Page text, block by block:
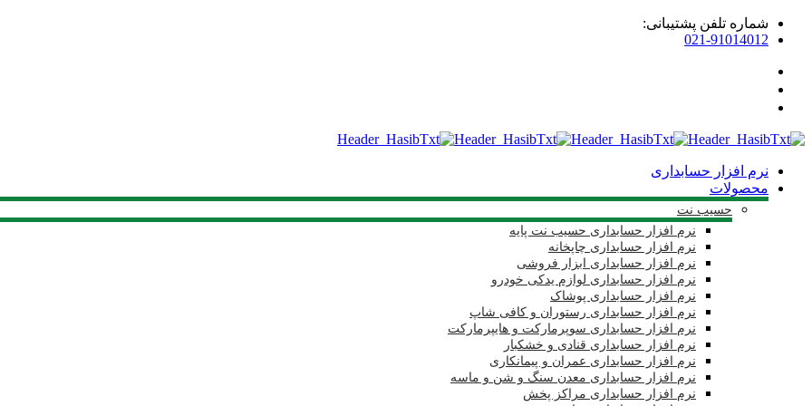
شماره تلفن پشتیبانی:
021-91014012
نرم افزار حسابداری
محصولات
حسیب نت
نرم افزار حسابداری حسیب نت پایه
نرم افزار حسابداری چاپخانه
نرم افزار حسابداری ابزار فروشی
نرم افزار حسابداری لوازم یدکی خودرو
نرم افزار حسابداری پوشاک
نرم افزار حسابداری رستوران و کافی شاپ
نرم افزار حسابداری سوپرمارکت و هایپرمارکت
نرم افزار حسابداری قنادی و خشکبار
نرم افزار حسابداری عمران و پیمانکاری
نرم افزار حسابداری معدن سنگ و شن و ماسه
نرم افزار حسابداری مراکز پخش